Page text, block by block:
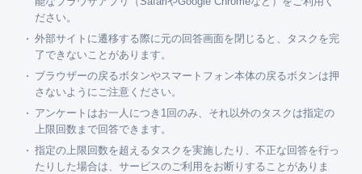
ださい。
外部サイトに遷移する際に元の回答画面を閉じると、タスクを完
了できないことがあります。
ブラウザーの戻るボタンやスマートフォン本体の戻るボタンは押
さないようにご注意ください。
アンケートはお一人につき1回のみ、それ以外のタスクは指定の
上限回数まで回答できます。
指定の上限回数を超えるタスクを実施したり、不正な回答を行っ
たりした場合は、サービスのご利用をお断りすることがありま